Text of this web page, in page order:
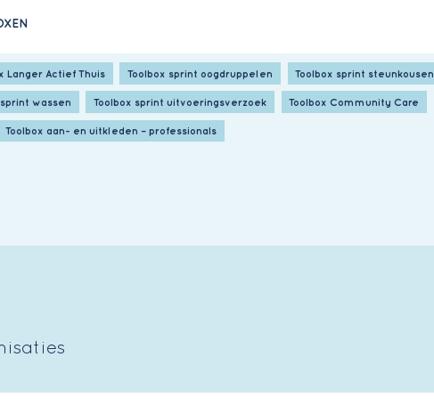
Langer Actief Thuis Toolbox sprint oogdruppelen Toolbox sprint steunkousen
wassen Toolbox sprint uitvoeringsverzoek Toolbox Community Care
Toolbox aan- en uitkleden – professionals